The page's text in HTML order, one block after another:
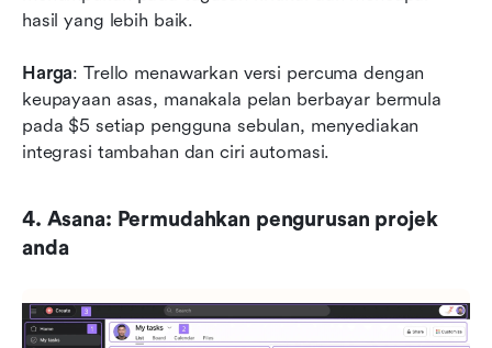
hasil yang lebih baik.
Harga: Trello menawarkan versi percuma dengan
keupayaan asas, manakala pelan berbayar bermula
pada $5 setiap pengguna sebulan, menyediakan
integrasi tambahan dan ciri automasi.
4. Asana: Permudahkan pengurusan projek
anda